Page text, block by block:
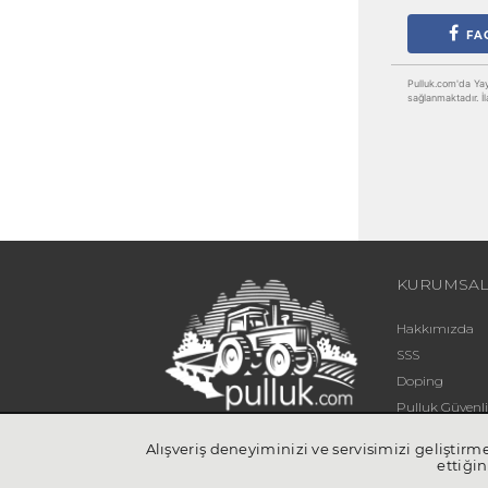
Pulluk.com'da
sağlanmaktadır.
KURUMSAL
Hakkımızda
SSS
Doping
Pulluk
İletişim
Alışveriş deneyiminizi ve servisimizi